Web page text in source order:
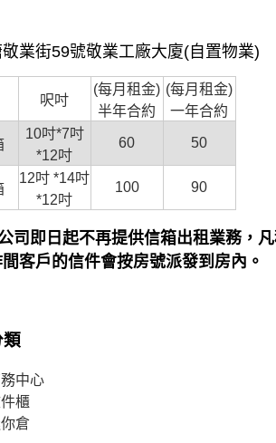
業街59號敬業工廠大廈(自置物業)
呎吋
(每月租金)
半年合約
(每月租金)
一年合約
10吋*7吋
*12吋
60 50
12吋 *14吋
*12吋
100 90
司即日起不再提供信箱出租業務，
客戶的信件會按房號派發到房內。
類
中心
櫃
倉